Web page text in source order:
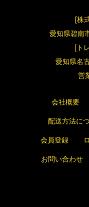
[株
愛知県碧南
[ト
愛知県名
営
会社概要
配送方法に
会員登録
お問い合わせ